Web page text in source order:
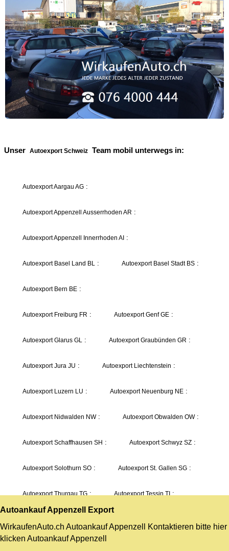
Autoankauf Appenzell
Export
WirkaufenAuto.ch Autoankauf Appenzell Kontaktieren bitte hier
klicken Autoankauf Appenzell